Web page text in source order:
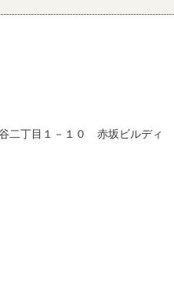
二丁目１－１０ 赤坂ビルディ